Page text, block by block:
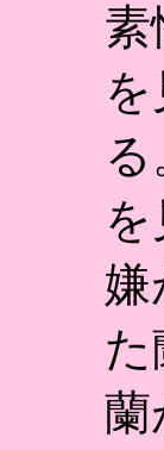
素
嫌
蘭